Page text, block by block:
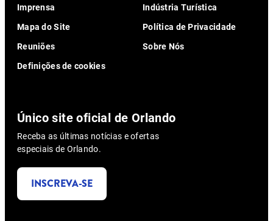
Imprensa
Indústria Turística
Mapa do Site
Política de Privacidade
Reuniões
Sobre Nós
Definições de cookies
Único site oficial de Orlando
Receba as últimas notícias e ofertas
especiais de Orlando.
INSCREVA-SE